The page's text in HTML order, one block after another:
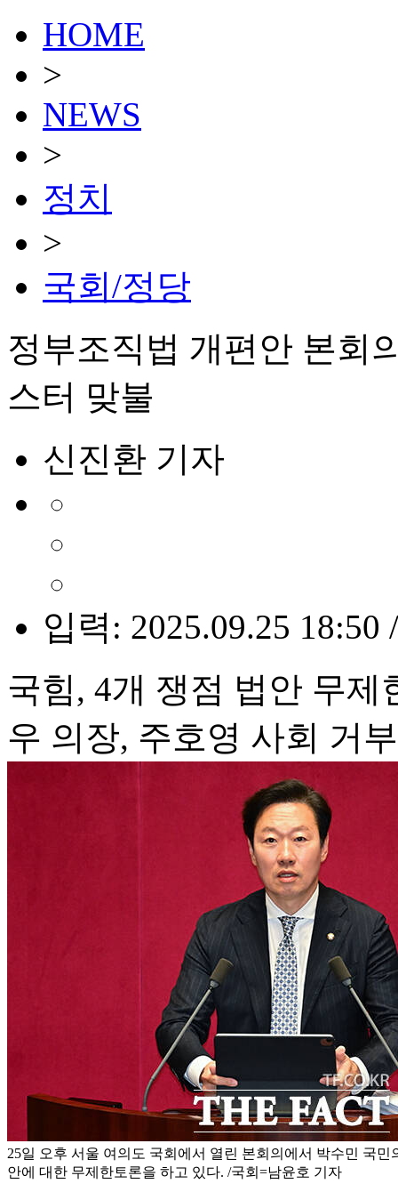
HOME
>
NEWS
>
정치
>
국회/정당
정부조직법 개편안 본회
스터 맞불
신진환 기자
입력: 2025.09.25 18:50
국힘, 4개 쟁점 법안 무제
우 의장, 주호영 사회 거
25일 오후 서울 여의도 국회에서 열린 본회의에서 박수민 국
안에 대한 무제한토론을 하고 있다. /국회=남윤호 기자